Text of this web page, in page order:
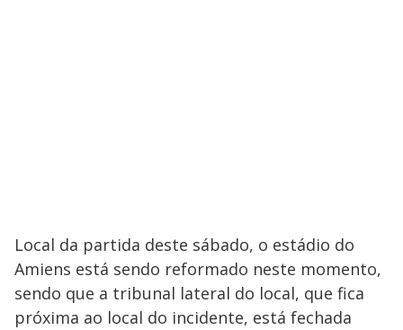
Local da partida deste sábado, o estádio do
Amiens está sendo reformado neste momento,
sendo que a tribunal lateral do local, que fica
próxima ao local do incidente, está fechada